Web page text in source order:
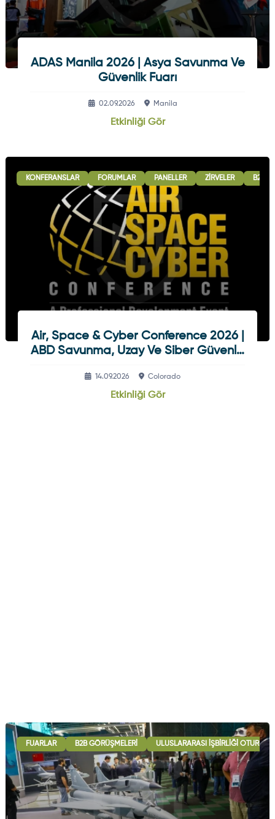
ADAS Manila 2026 | Asya Savunma Ve
Güvenlik Fuarı
02.09.2026 Manila
Etkinliği Gör
KONFERANSLAR FORUMLAR PANELLER ZIRVELER B2B
Air, Space & Cyber Conference 2026 |
ABD Savunma, Uzay Ve Siber Güvenlik
14.09.2026 Colorado
Etkinliği Gör
FUARLAR B2B GÖRÜŞMELERI ULUSLARARASI İŞBIRLIĞI